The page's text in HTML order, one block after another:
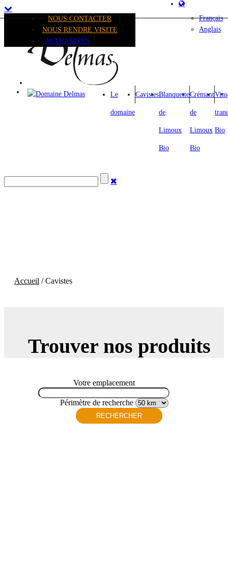
NOUS CONTACTER
NOUS RENDRE VISITE
ACTUALITÉS
Le
domaine
CavistesBlanquette
de
Limoux
Bio
Crémant
de
Limoux
Bio
Vins
Bio
Français
Anglais
Accueil / Cavistes
Trouver nos produits
Votre emplacement
Périmètre de recherche